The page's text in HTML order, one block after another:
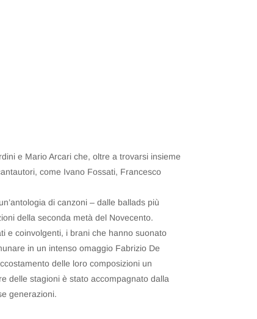
e Mario Arcari che, oltre a trovarsi insieme
come Ivano Fossati, Francesco
di canzoni – dalle ballads più
della seconda metà del Novecento.
e coinvolgenti, i brani che hanno suonato
in un intenso omaggio Fabrizio De
delle loro composizioni un
delle stagioni è stato accompagnato dalla
generazioni.